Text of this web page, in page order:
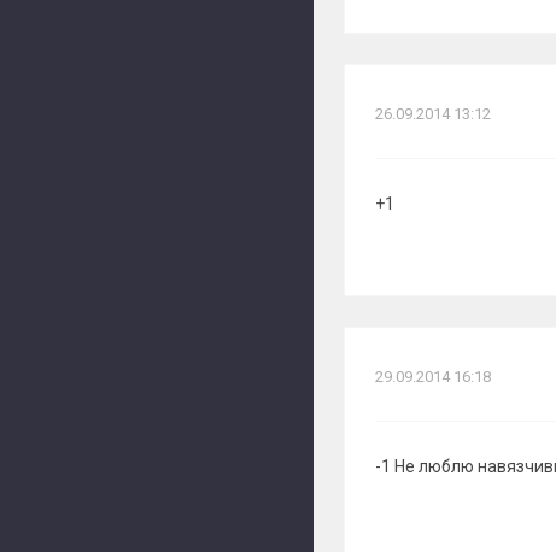
26.09.2014 13:12
+1
29.09.2014 16:18
-1 Не люблю